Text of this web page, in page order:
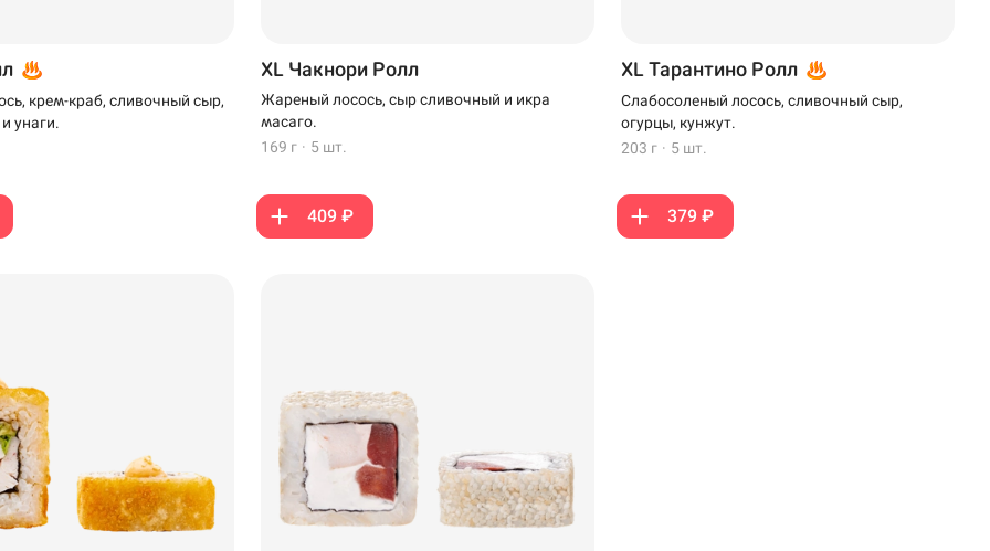
крем-краб, сливочный сыр,
унаги.
XL Чакнори Ролл
Жареный лосось, сыр сливочный и икра
масаго.
169 г · 5 шт.
409 ₽
XL Тарантино Ролл
Слабосоленый лосось, сливочный сыр,
огурцы, кунжут.
203 г · 5 шт.
379 ₽